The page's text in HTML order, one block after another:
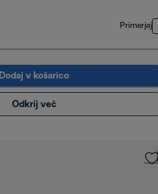
Primerjaj
Dodaj v košarico
Odkrij več